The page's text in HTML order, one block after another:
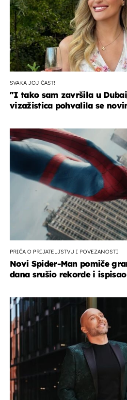
SVAKA JOJ ČAST!
"I tako sam završila u
vizažistica pohvalila se
PRIČA O PRIJATELJSTVU I POVEZANOSTI
Novi Spider-Man pomiče
dana srušio rekorde i